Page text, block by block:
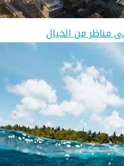
مناظر من الخيال